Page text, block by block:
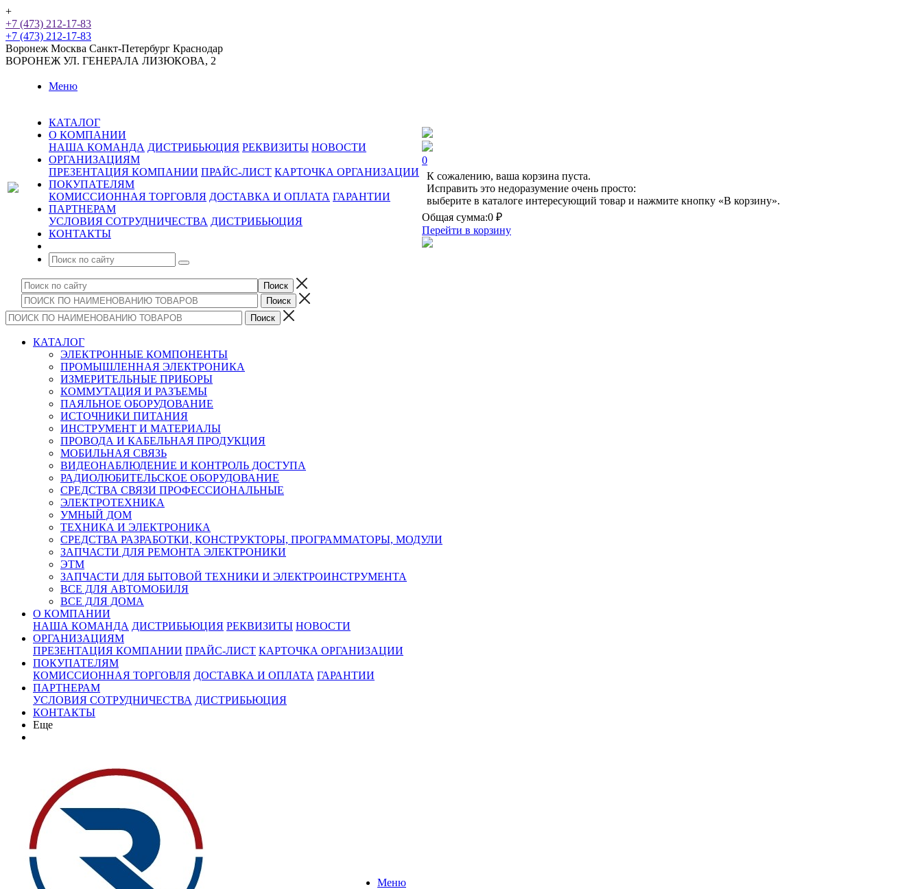
+
+7 (473) 212-17-83
+7 (473) 212-17-83
Воронеж Москва Санкт-Петербург Краснодар
ВОРОНЕЖ УЛ. ГЕНЕРАЛА ЛИЗЮКОВА, 2
Меню
КАТАЛОГ
О КОМПАНИИ
НАША КОМАНДА ДИСТРИБЬЮЦИЯ РЕКВИЗИТЫ НОВОСТИ
ОРГАНИЗАЦИЯМ
ПРЕЗЕНТАЦИЯ КОМПАНИИ ПРАЙС-ЛИСТ КАРТОЧКА ОРГАНИЗАЦИИ
ПОКУПАТЕЛЯМ
КОМИССИОННАЯ ТОРГОВЛЯ ДОСТАВКА И ОПЛАТА ГАРАНТИИ
ПАРТНЕРАМ
УСЛОВИЯ СОТРУДНИЧЕСТВА ДИСТРИБЬЮЦИЯ
КОНТАКТЫ
0
К сожалению, ваша корзина пуста.
Исправить это недоразумение очень просто:
выберите в каталоге интересующий товар и нажмите кнопку «В корзину».
Общая сумма:0 ₽
Перейти в корзину
КАТАЛОГ
ЭЛЕКТРОННЫЕ КОМПОНЕНТЫ
ПРОМЫШЛЕННАЯ ЭЛЕКТРОНИКА
ИЗМЕРИТЕЛЬНЫЕ ПРИБОРЫ
КОММУТАЦИЯ И РАЗЪЕМЫ
ПАЯЛЬНОЕ ОБОРУДОВАНИЕ
ИСТОЧНИКИ ПИТАНИЯ
ИНСТРУМЕНТ И МАТЕРИАЛЫ
ПРОВОДА И КАБЕЛЬНАЯ ПРОДУКЦИЯ
МОБИЛЬНАЯ СВЯЗЬ
ВИДЕОНАБЛЮДЕНИЕ И КОНТРОЛЬ ДОСТУПА
РАДИОЛЮБИТЕЛЬСКОЕ ОБОРУДОВАНИЕ
СРЕДСТВА СВЯЗИ ПРОФЕССИОНАЛЬНЫЕ
ЭЛЕКТРОТЕХНИКА
УМНЫЙ ДОМ
ТЕХНИКА И ЭЛЕКТРОНИКА
СРЕДСТВА РАЗРАБОТКИ, КОНСТРУКТОРЫ, ПРОГРАММАТОРЫ, МОДУЛИ
ЗАПЧАСТИ ДЛЯ РЕМОНТА ЭЛЕКТРОНИКИ
ЭТМ
ЗАПЧАСТИ ДЛЯ БЫТОВОЙ ТЕХНИКИ И ЭЛЕКТРОИНСТРУМЕНТА
ВСЕ ДЛЯ АВТОМОБИЛЯ
ВСЕ ДЛЯ ДОМА
О КОМПАНИИ
НАША КОМАНДА ДИСТРИБЬЮЦИЯ РЕКВИЗИТЫ НОВОСТИ
ОРГАНИЗАЦИЯМ
ПРЕЗЕНТАЦИЯ КОМПАНИИ ПРАЙС-ЛИСТ КАРТОЧКА ОРГАНИЗАЦИИ
ПОКУПАТЕЛЯМ
КОМИССИОННАЯ ТОРГОВЛЯ ДОСТАВКА И ОПЛАТА ГАРАНТИИ
ПАРТНЕРАМ
УСЛОВИЯ СОТРУДНИЧЕСТВА ДИСТРИБЬЮЦИЯ
КОНТАКТЫ
Еще
Меню